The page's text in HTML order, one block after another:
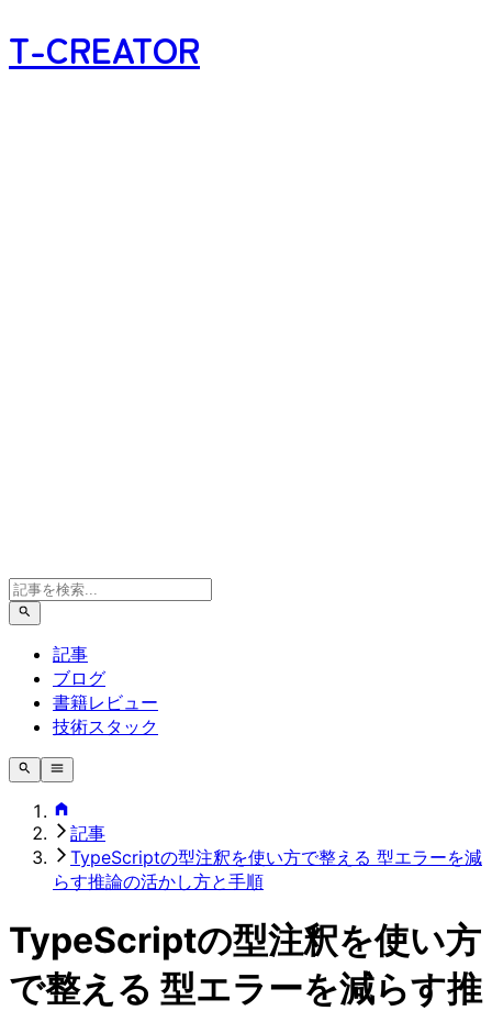
T-CREATOR
記事
ブログ
書籍レビュー
技術スタック
記事
TypeScriptの型注釈を使い方で整える 型エラーを減
らす推論の活かし方と手順
TypeScriptの型注釈を使い方
で整える 型エラーを減らす推